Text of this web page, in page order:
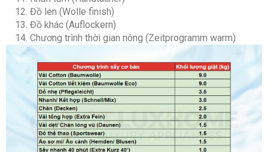
Chức
năng an
toàn
Khóa trẻ em
Cường
độ
dòng
điện
10A
Đồ len (Wolle finish)
Đồ khác (Auflockern)
Chương trình thời gian nóng (Zeitprogramm warm)